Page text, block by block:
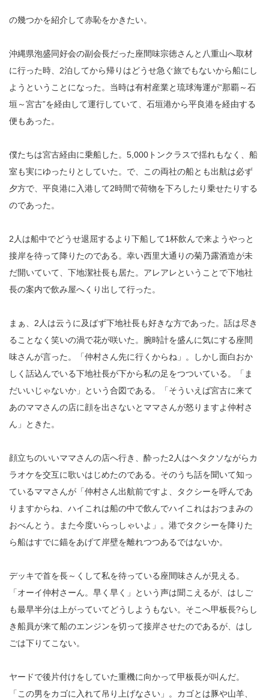
の幾つかを紹介して赤恥をかきたい。
沖縄県泡盛同好会の副会長だった座間味宗徳さんと八重山へ取材
に行った時、2泊してから帰りはどうせ急ぐ旅でもないから船にし
ようということになった。当時は有村産業と琉球海運が“那覇～石
垣～宮古”を経由して運行していて、石垣港から平良港を経由する
便もあった。
僕たちは宮古経由に乗船した。5,000トンクラスで揺れもなく、船
室も実にゆったりとしていた。で、この両社の船とも出航は必ず
夕方で、平良港に入港して2時間で荷物を下ろしたり乗せたりする
のであった。
2人は船中でどうせ退屈するより下船して1杯飲んで来ようやっと
接岸を待って降りたのである。幸い西里大通りの菊乃露酒造が未
だ開いていて、下地潔社長も居た。アレアレということで下地社
長の案内で飲み屋へくり出して行った。
まぁ、2人は云うに及ばず下地社長も好きな方であった。話は尽き
ることなく笑いの渦で花が咲いた。腕時計を盛んに気にする座間
味さんが言った。「仲村さん先に行くからね」。しかし面白おか
しく話込んでいる下地社長が下から私の足をつついている。「ま
だいいじゃないか」という合図である。「そういえば宮古に来て
あのママさんの店に顔を出さないとママさんが怒りますよ仲村さ
ん」ときた。
顔立ちのいいママさんの店へ行き、酔った2人はヘタクソながらカ
ラオケを交互に歌いはじめたのである。そのうち話を聞いて知っ
ているママさんが「仲村さん出航前ですよ、タクシーを呼んであ
りますからね、ハイこれは船の中で飲んでハイこれはおつまみの
おべんとう。また今度いらっしゃいよ」。港でタクシーを降りた
ら船はすでに錨をあげて岸壁を離れつつあるではないか。
デッキで首を長～くして私を待っている座間味さんが見える。
「オーイ仲村さーん。早く早く」という声は聞こえるが、はしご
も最早半分は上がっていてどうしようもない。そこへ甲板長?らし
き船員が来て船のエンジンを切って接岸させたのであるが、はし
ごは下りてこない。
ヤードで後片付けをしていた重機に向かって甲板長が叫んだ。
「この男をカゴに入れて吊り上げなさい」。カゴとは豚や山羊、